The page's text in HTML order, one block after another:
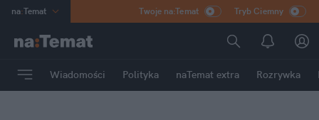
na:Temat
Poland
mama
Twoje na:Temat Tryb Ciemny
Wiadomości Polityka naTemat extra Rozrywka